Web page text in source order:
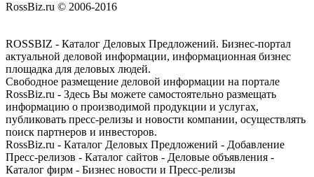
RossBiz.ru © 2006-2016
ROSSBIZ - Каталог Деловых Предложений. Бизнес-портал
актуальной деловой информации, информационная бизнес
площадка для деловых людей.
Свободное размещение деловой информации на портале
RossBiz.ru - Здесь Вы можете самостоятельно размещать
информацию о производимой продукции и услугах,
публиковать пресс-релизы и новости компании, осуществлять
поиск партнеров и инвесторов.
RossBiz.ru - Каталог Деловых Предложений - Добавление
Пресс-релизов - Каталог сайтов - Деловые объявления -
Каталог фирм - Бизнес новости и Пресс-релизы